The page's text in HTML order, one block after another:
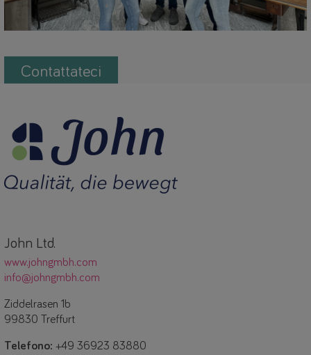
Contattateci
John Ltd.
www.johngmbh.com
info@johngmbh.com
Ziddelrasen 1b
99830 Treffurt
Telefono: +49 36923 83880